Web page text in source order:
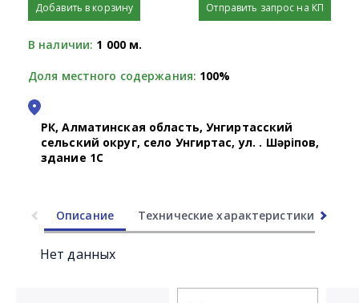
Добавить в корзину Отправить запрос на КП
В наличии: 1 000 м.
Доля местного содержания: 100%
РК, Алматинская область, Унгиртасский
сельский округ, село Унгиртас, ул. Қ. Шәріпов,
здание 1С
Описание Технические характеристики
Нет данных